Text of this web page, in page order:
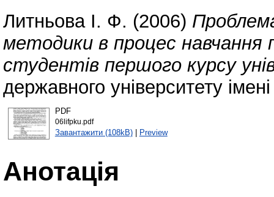
Литньова І. Ф. (2006)
методики в процес навчання
студентів першого курсу
державного університету
PDF
06lifpku.pdf
Завантажити (108kB)| Preview
Анотація